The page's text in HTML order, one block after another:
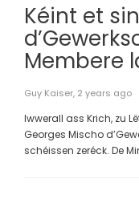
Kéint et
Membere
Guy Kaiser, 2 years ago
Iwwerall ass Krich, zu
Georges Mischo
schéissen zeréck. De